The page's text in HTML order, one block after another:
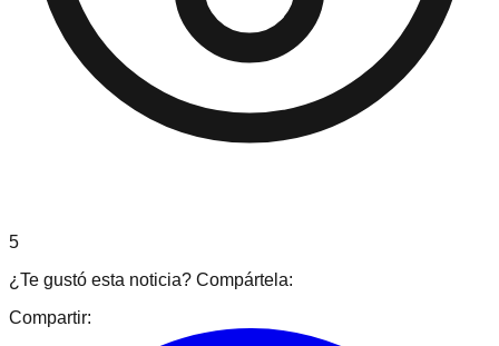
5
¿Te gustó esta noticia? Compártela:
Compartir: